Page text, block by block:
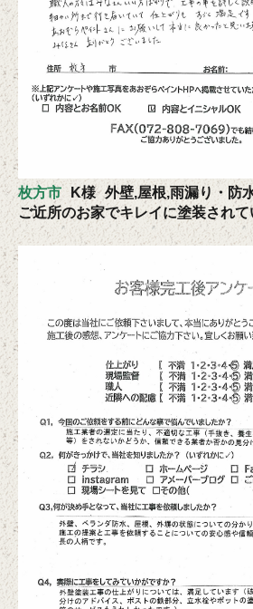
枚方市 K様
外壁,屋根,雨漏り・防